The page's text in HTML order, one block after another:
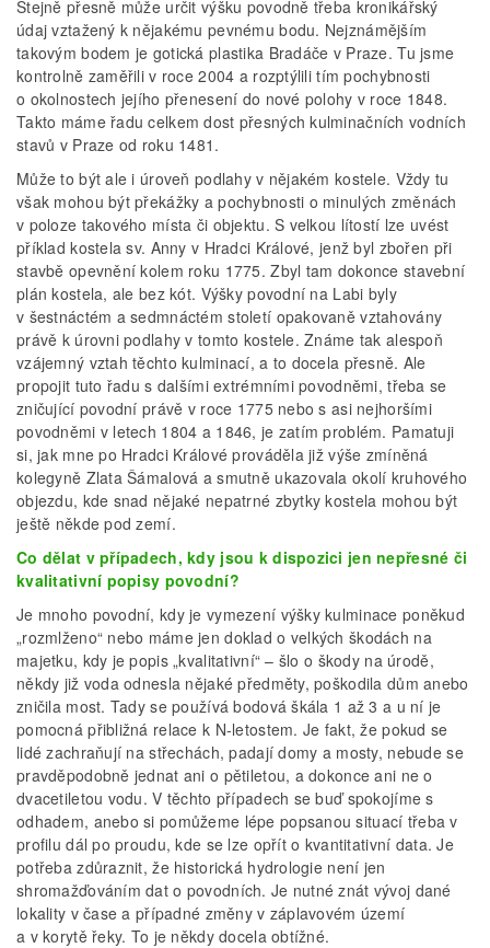
Stejně přesně může určit výšku povodně třeba kronikářský
údaj vztažený k nějakému pevnému bodu. Nejznámějším
takovým bodem je gotická plastika Bradáče v Praze. Tu jsme
kontrolně zaměřili v roce 2004 a rozptýlili tím pochybnosti
o okolnostech jejího přenesení do nové polohy v roce 1848.
Takto máme řadu celkem dost přesných kulminačních vodních
stavů v Praze od roku 1481.
Může to být ale i úroveň podlahy v nějakém kostele. Vždy tu
však mohou být překážky a pochybnosti o minulých změnách
v poloze takového místa či objektu. S velkou lítostí lze uvést
příklad kostela sv. Anny v Hradci Králové, jenž byl zbořen při
stavbě opevnění kolem roku 1775. Zbyl tam dokonce stavební
plán kostela, ale bez kót. Výšky povodní na Labi byly
v šestnáctém a sedmnáctém století opakovaně vztahovány
právě k úrovni podlahy v tomto kostele. Známe tak alespoň
vzájemný vztah těchto kulminací, a to docela přesně. Ale
propojit tuto řadu s dalšími extrémními povodněmi, třeba se
zničující povodní právě v roce 1775 nebo s asi nejhoršími
povodněmi v letech 1804 a 1846, je zatím problém. Pamatuji
si, jak mne po Hradci Králové prováděla již výše zmíněná
kolegyně Zlata Šámalová a smutně ukazovala okolí kruhového
objezdu, kde snad nějaké nepatrné zbytky kostela mohou být
ještě někde pod zemí.
Co dělat v případech, kdy jsou k dispozici jen nepřesné či
kvalitativní popisy povodní?
Je mnoho povodní, kdy je vymezení výšky kulminace poněkud
„rozmlženo“ nebo máme jen doklad o velkých škodách na
majetku, kdy je popis „kvalitativní“ – šlo o škody na úrodě,
někdy již voda odnesla nějaké předměty, poškodila dům anebo
zničila most. Tady se používá bodová škála 1 až 3 a u ní je
pomocná přibližná relace k N-letostem. Je fakt, že pokud se
lidé zachraňují na střechách, padají domy a mosty, nebude se
pravděpodobně jednat ani o pětiletou, a dokonce ani ne o
dvacetiletou vodu. V těchto případech se buď spokojíme s
odhadem, anebo si pomůžeme lépe popsanou situací třeba v
profilu dál po proudu, kde se lze opřít o kvantitativní data. Je
potřeba zdůraznit, že historická hydrologie není jen
shromažďováním dat o povodních. Je nutné znát vývoj dané
lokality v čase a případné změny v záplavovém území
a v korytě řeky. To je někdy docela obtížné.